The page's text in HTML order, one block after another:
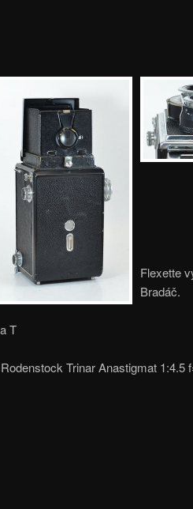
Flexette
Bradáč.
T
Trinar Anastigmat 1:4.5